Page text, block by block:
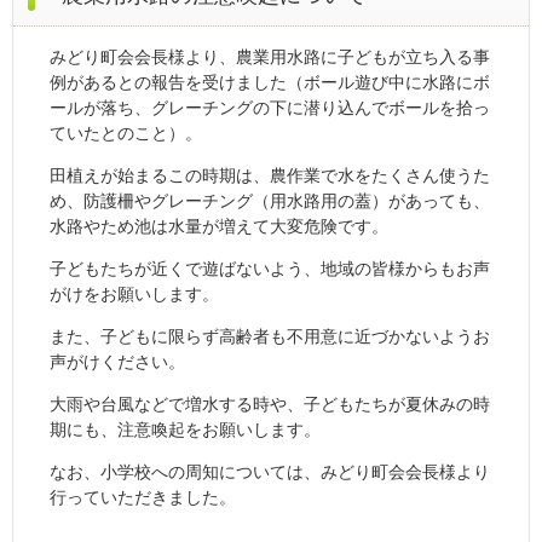
みどり町会会長様より、農業用水路に子どもが立ち入る事
例があるとの報告を受けました（ボール遊び中に水路にボ
ールが落ち、グレーチングの下に潜り込んでボールを拾っ
ていたとのこと）。
田植えが始まるこの時期は、農作業で水をたくさん使うた
め、防護柵やグレーチング（用水路用の蓋）があっても、
水路やため池は水量が増えて大変危険です。
子どもたちが近くで遊ばないよう、地域の皆様からもお声
がけをお願いします。
また、子どもに限らず高齢者も不用意に近づかないようお
声がけください。
大雨や台風などで増水する時や、子どもたちが夏休みの時
期にも、注意喚起をお願いします。
なお、小学校への周知については、みどり町会会長様より
行っていただきました。